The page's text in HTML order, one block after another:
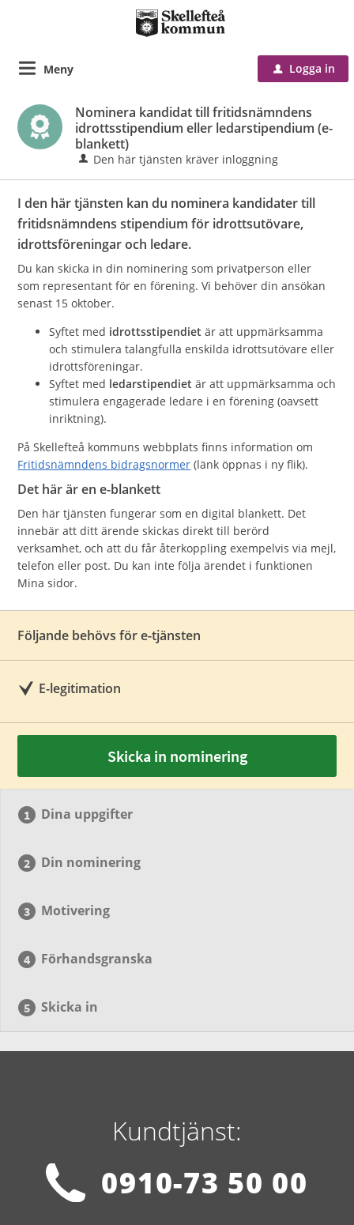
Meny u Logga in
Nominera kandidat till fritidsnämndens
idrottsstipendium eller ledarstipendium (e-
blankett)
Den här tjänsten kräver inloggning
I den här tjänsten kan du nominera kandidater till
fritidsnämndens stipendium för idrottsutövare,
idrottsföreningar och ledare.
Du kan skicka in din nominering som privatperson eller
som representant för en förening. Vi behöver din ansökan
senast 15 oktober.
Syftet med idrottsstipendietär att uppmärksamma
och stimulera talangfulla enskilda idrottsutövare eller
idrottsföreningar.
Syftet med ledarstipendietär att uppmärksamma och
stimulera engagerade ledare i en förening (oavsett
inriktning).
På Skellefteå kommuns webbplats finns information om
Fritidsnämndens bidragsnormer (länk öppnas i ny flik).
Det här är en e-blankett
Den här tjänsten fungerar som en digital blankett. Det
innebär att ditt ärende skickas direkt till berörd
verksamhet, och att du får återkoppling exempelvis via mejl,
telefon eller post. Du kan inte följa ärendet i funktionen
Mina sidor.
Följande behövs för e-tjänsten
E-legitimation
Skicka in nominering
Dina uppgifter
Din nominering
Motivering
Förhandsgranska
Skicka in
Kundtjänst:
0910-73 50 00